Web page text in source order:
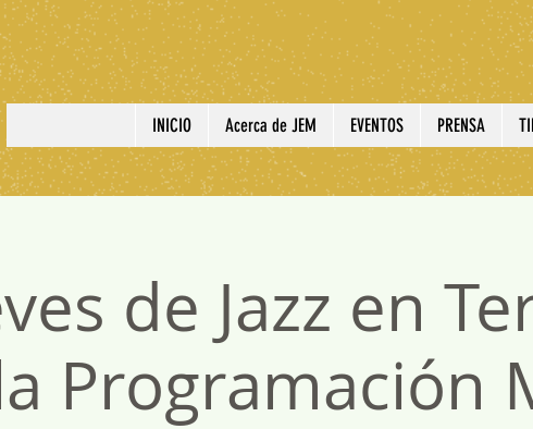
INICIO Acerca de JEM EVENTOS PRENSA
de Jazz en
Programación